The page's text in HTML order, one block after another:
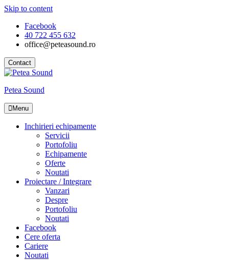
Skip to content
Facebook
40 722 455 632
office@peteasound.ro
Contact
Petea Sound
Menu
Inchirieri echipamente
Servicii
Portofoliu
Echipamente
Oferte
Noutati
Proiectare / Integrare
Vanzari
Despre
Portofoliu
Noutati
Facebook
Cere oferta
Cariere
Noutati